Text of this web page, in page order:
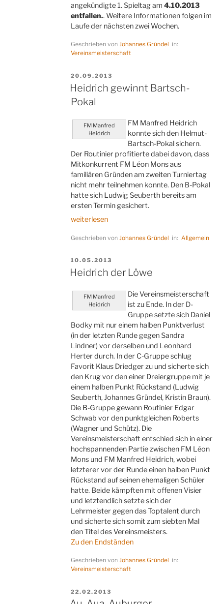
angekündigte 1. Spieltag am4.10.2013
entfallen.. Weitere Informationen folgen im
Laufe der nächsten zwei Wochen.
Geschrieben vonJohannes Gründel in:
Vereinsmeisterschaft
VERÖFFENTLICHT
AM
20.09.2013
Heidrich gewinnt Bartsch-
Pokal
FM Manfred
Heidrich
FM Manfred Heidrich
konnte sich den Helmut-
Bartsch-Pokal sichern.
Der Routinier profitierte dabei davon, dass
Mitkonkurrent FM Léon Mons aus
familiären Gründen am zweiten Turniertag
nicht mehr teilnehmen konnte. Den B-Pokal
hatte sich Ludwig Seuberth bereits am
ersten Termin gesichert.
„Heidrich
Bartsch-
weiterlesen
Geschrieben von Johannes Gründel in: Allgemein
VERÖFFENTLICHT
AM
10.05.2013
Heidrich der Löwe
FM Manfred
Heidrich
Die Vereinsmeisterschaft
ist zu Ende. In der D-
Gruppe setzte sich Daniel
Bodky mit nur einem halben Punktverlust
(in der letzten Runde gegen Sandra
Lindner) vor derselben und Leonhard
Herter durch. In der C-Gruppe schlug
Favorit Klaus Driedger zu und sicherte sich
den Krug vor den einer Dreiergruppe mit je
einem halben Punkt Rückstand (Ludwig
Seuberth, Johannes Gründel, Kristin Braun).
Die B-Gruppe gewann Routinier Edgar
Schwab vor den punktgleichen Roberts
(Wagner und Schütz). Die
Vereinsmeisterschaft entschied sich in einer
hochspannenden Partie zwischen FM Léon
Mons und FM Manfred Heidrich, wobei
letzterer vor der Runde einen halben Punkt
Rückstand auf seinen ehemaligen Schüler
hatte. Beide kämpften mit offenen Visier
und letztendlich setzte sich der
Lehrmeister gegen das Toptalent durch
und sicherte sich somit zum siebten Mal
den Titel des Vereinsmeisters.
Zu den Endständen
Geschrieben von Johannes Gründel in:
Vereinsmeisterschaft
VERÖFFENTLICHT
AM
22.02.2013